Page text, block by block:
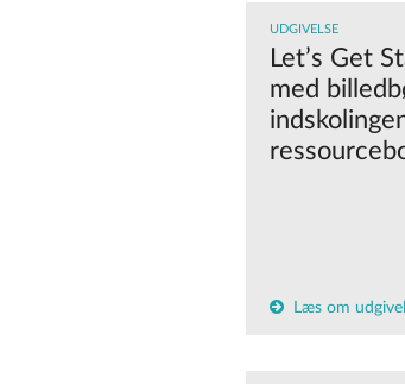
UDGIVELSE
Let’s Get
med
Læs om